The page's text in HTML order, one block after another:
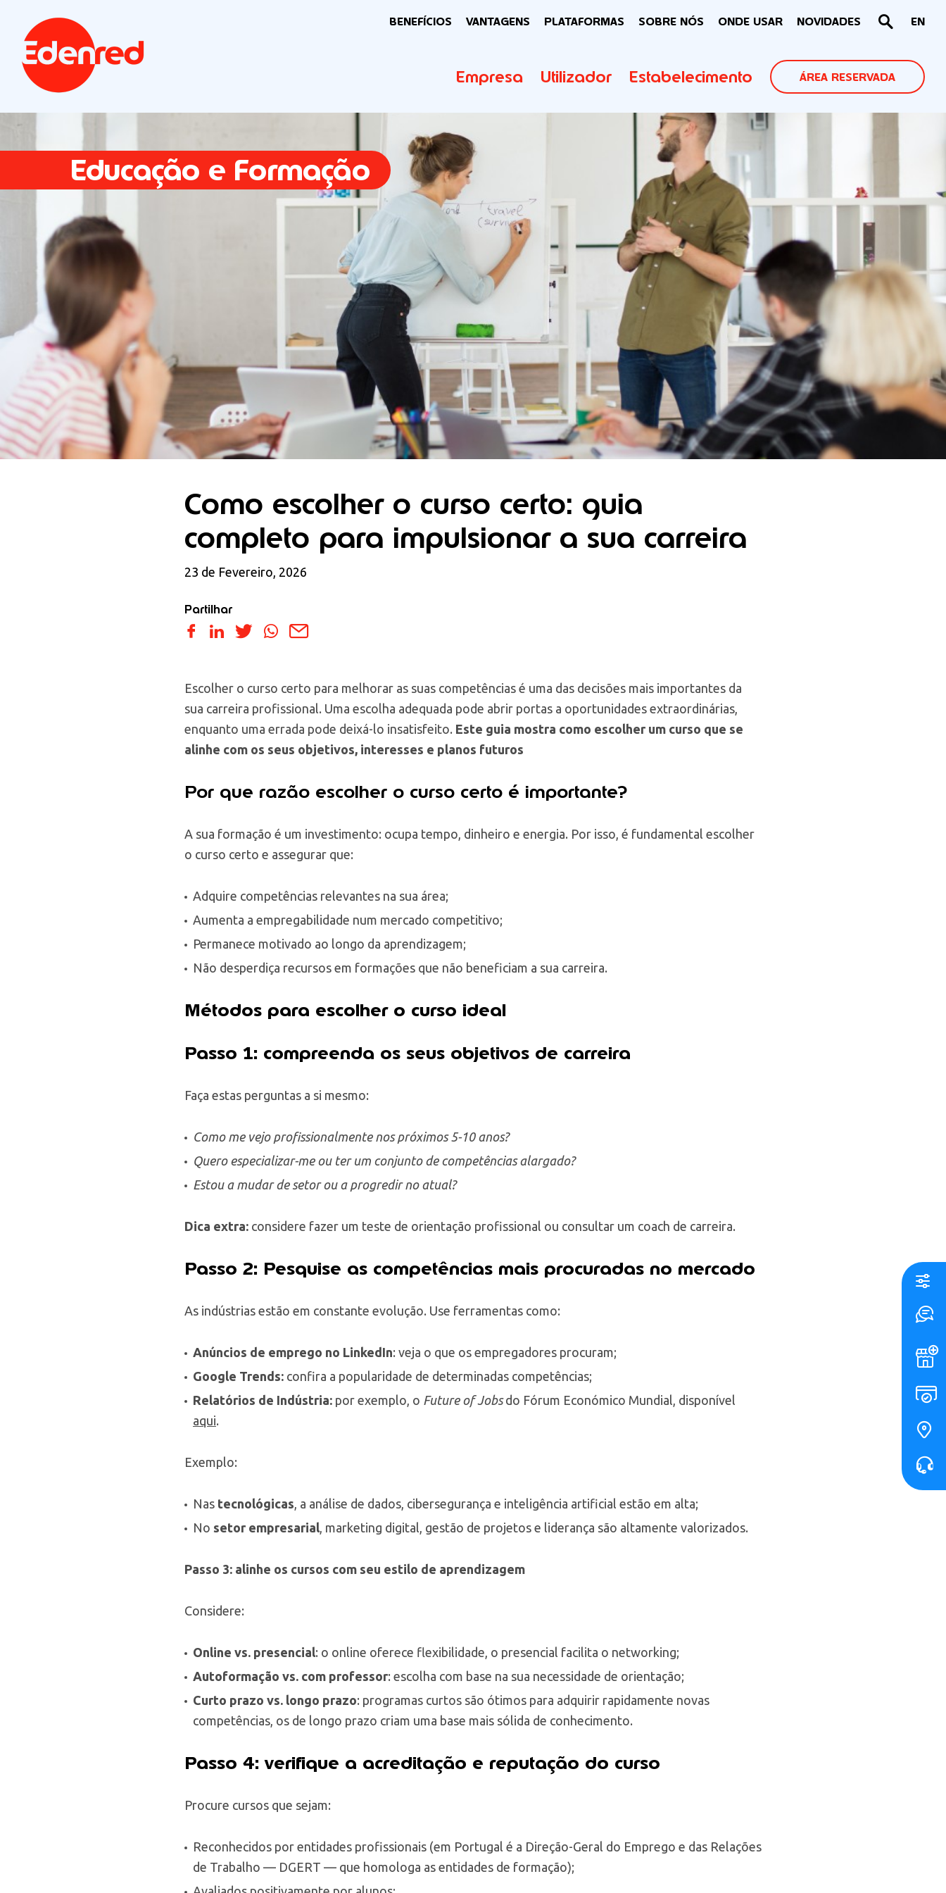
BENEFÍCIOS VANTAGENS PLATAFORMAS SOBRE NÓS ONDE USAR NOVIDADES EN
Empresa Utilizador Estabelecimento ÁREA RESERVADA
Educação e Formação
Como escolher o curso certo: guia
completo para impulsionar a sua carreira
23 de Fevereiro, 2026
Partilhar
Escolher o curso certo para melhorar as suas competências é uma das decisões mais importantes da
sua carreira profissional. Uma escolha adequada pode abrir portas a oportunidades extraordinárias,
enquanto uma errada pode deixá-lo insatisfeito. Este guia mostra como escolher um curso que se
alinhe com os seus objetivos, interesses e planos futuros
Por que razão escolher o curso certo é importante?
A sua formação é um investimento: ocupa tempo, dinheiro e energia. Por isso, é fundamental escolher
o curso certo e assegurar que:
Adquire competências relevantes na sua área;
Aumenta a empregabilidade num mercado competitivo;
Permanece motivado ao longo da aprendizagem;
Não desperdiça recursos em formações que não beneficiam a sua carreira.
Métodos para escolher o curso ideal
Passo 1: compreenda os seus objetivos de carreira
Faça estas perguntas a si mesmo:
Como me vejo profissionalmente nos próximos 5-10 anos?
Quero especializar-me ou ter um conjunto de competências alargado?
Estou a mudar de setor ou a progredir no atual?
Dica extra: considere fazer um teste de orientação profissional ou consultar um coach de carreira.
Passo 2: Pesquise as competências mais procuradas no mercado
As indústrias estão em constante evolução. Use ferramentas como:
Anúncios de emprego no LinkedIn: veja o que os empregadores procuram;
Google Trends: confira a popularidade de determinadas competências;
Relatórios de Indústria: por exemplo, o Future of Jobsdo Fórum Económico Mundial, disponível
aqui.
Exemplo:
Nas tecnológicas , a análise de dados, cibersegurança e inteligência artificial estão em alta;
No setor empresarial , marketing digital, gestão de projetos e liderança são altamente valorizados.
Passo 3: alinhe os cursos com seu estilo de aprendizagem
Considere:
Online vs. presencial: o online oferece flexibilidade, o presencial facilita o networking;
Autoformação vs. com professor: escolha com base na sua necessidade de orientação;
Curto prazo vs. longo prazo: programas curtos são ótimos para adquirir rapidamente novas
competências, os de longo prazo criam uma base mais sólida de conhecimento.
Passo 4: verifique a acreditação e reputação do curso
Procure cursos que sejam:
Reconhecidos por entidades profissionais (em Portugal é a Direção-Geral do Emprego e das Relações
de Trabalho — DGERT — que homologa as entidades de formação);